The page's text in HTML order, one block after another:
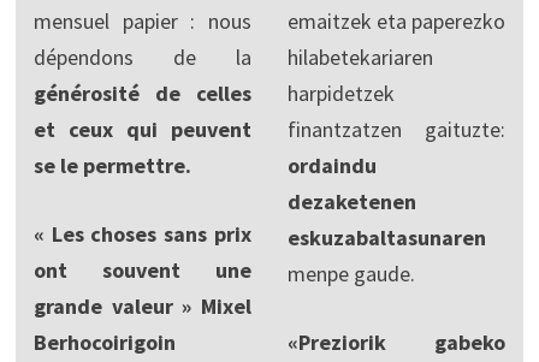
mensuel papier : nous
dépendons de la
générosité de celles
et ceux qui peuvent
se le permettre.
« Les choses sans prix
ont souvent une
grande valeur » Mixel
Berhocoirigoin
emaitzek eta paperezko
hilabetekariaren
harpidetzek
finantzatzen gaituzte:
ordaindu
dezaketenen
eskuzabaltasunaren
menpe gaude.
«Preziorik gabeko